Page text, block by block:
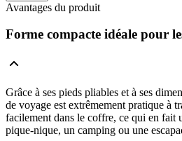
Avantages du produit
Forme compacte idéale pour
Grâce à ses pieds pliables et à ses
de voyage est extrêmement pratique à
facilement dans le coffre, ce qui en fait
pique-nique, un camping ou une